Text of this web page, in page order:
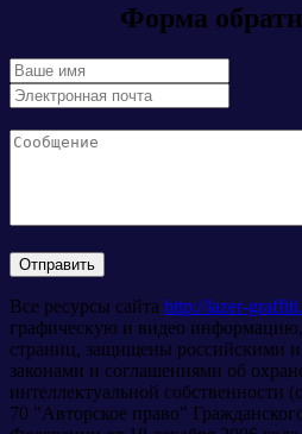
Форма
Все ресурсы сайта http://lazer-
графическую и видео
страниц, защищены российскими
законами и соглашениями об
интеллектуальной собственности
70 "Авторское право"